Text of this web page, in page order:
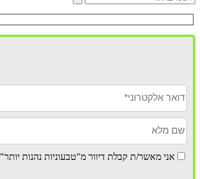
אני מאשר/ת קבלת דיוור מ"טבעוניות נהנות יותר"